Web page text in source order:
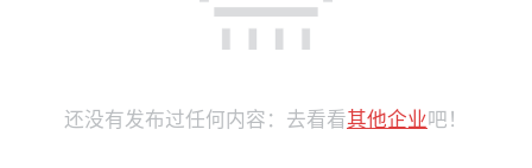
还没有发布过任何内容：去看看其他企业吧！